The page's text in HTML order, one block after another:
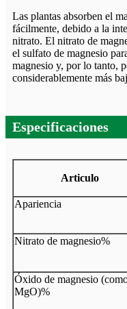
Las plantas absorben el
fácilmente, debido a la
nitrato. El nitrato de
el sulfato de magnesio
magnesio y, por lo tanto,
considerablemente más
Especificaciones
Articulo
Apariencia
Nitrato de magnesio%
Óxido de magnesio
MgO)%